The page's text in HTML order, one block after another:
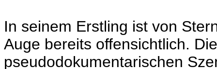
In seinem Erstling ist von
Auge bereits offensichtlich.
pseudodokumentarischen